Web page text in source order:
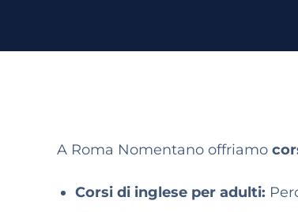
A Roma Nomentano offriamo
Corsi di inglese per adulti: